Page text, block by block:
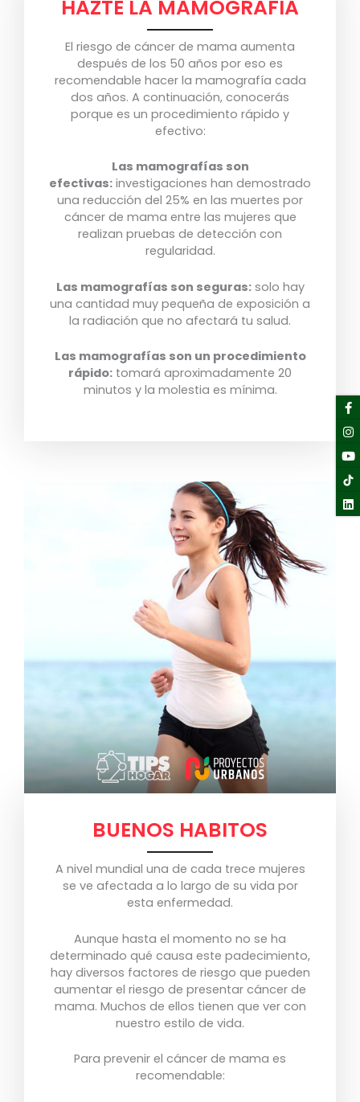
HAZTE LA MAMOGRAFIA
El riesgo de cáncer de mama aumenta
después de los 50 años por eso es
recomendable hacer la mamografía cada
dos años. A continuación, conocerás
porque es un procedimiento rápido y
efectivo:
Las mamografías son
efectivas: investigaciones han demostrado
una reducción del 25% en las muertes por
cáncer de mama entre las mujeres que
realizan pruebas de detección con
regularidad.
Las mamografías son seguras:solo hay
una cantidad muy pequeña de exposición a
la radiación que no afectará tu salud.
Las mamografías son un procedimiento
rápido: tomará aproximadamente 20
minutos y la molestia es mínima.
BUENOS HABITOS
A nivel mundial una de cada trece mujeres
se ve afectada a lo largo de su vida por
esta enfermedad.
Aunque hasta el momento no se ha
determinado qué causa este padecimiento,
hay diversos factores de riesgo que pueden
aumentar el riesgo de presentar cáncer de
mama. Muchos de ellos tienen que ver con
nuestro estilo de vida.
Para prevenir el cáncer de mama es
recomendable:
f